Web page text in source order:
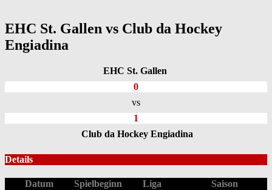
EHC St. Gallen vs Club da Hockey
Engiadina
EHC St. Gallen
0
vs
1
Club da Hockey Engiadina
Details
Datum Spielbeginn Liga
Saison